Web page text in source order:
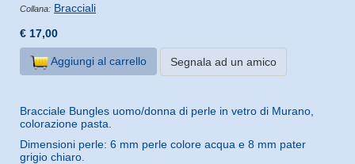
Collana: Bracciali
€ 17,00
Aggiungi al carrello Segnala ad un amico
Bracciale Bungles uomo/donna di perle in vetro di Murano,
colorazione pasta.
Dimensioni perle: 6 mm perle colore acqua e 8 mm pater
grigio chiaro.